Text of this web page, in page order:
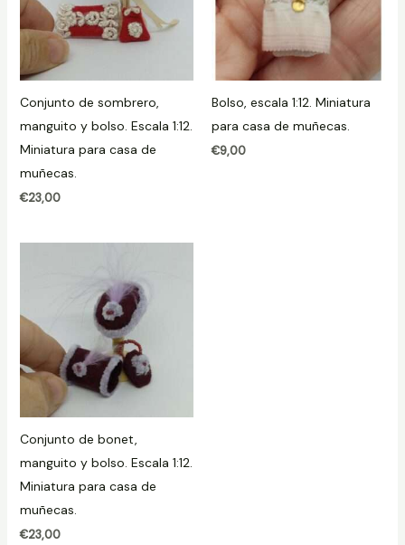
Conjunto de sombrero,
manguito y bolso. Escala 1:12.
Miniatura para casa de
muñecas.
€23,00
Bolso, escala 1:12. Miniatura
para casa de muñecas.
€9,00
Conjunto de bonet,
manguito y bolso. Escala 1:12.
Miniatura para casa de
muñecas.
€23,00